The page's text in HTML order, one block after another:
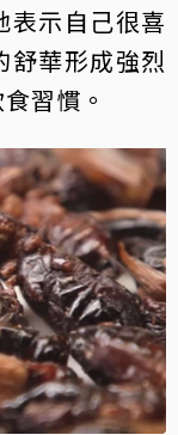
表示自己很喜
舒華形成強烈
習慣。